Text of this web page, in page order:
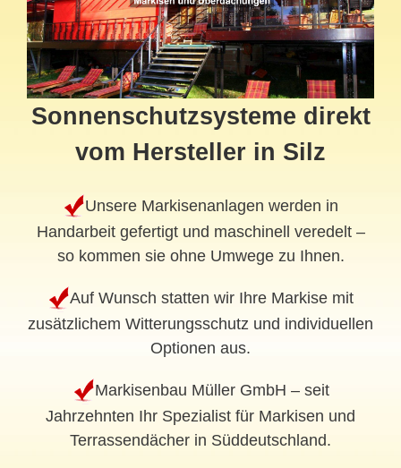
Sonnenschutzsysteme direkt
vom Hersteller in Silz
Unsere Markisenanlagen werden in
Handarbeit gefertigt und maschinell veredelt –
so kommen sie ohne Umwege zu Ihnen.
Auf Wunsch statten wir Ihre Markise mit
zusätzlichem Witterungsschutz und individuellen
Optionen aus.
Markisenbau Müller GmbH – seit
Jahrzehnten Ihr Spezialist für Markisen und
Terrassendächer in Süddeutschland.